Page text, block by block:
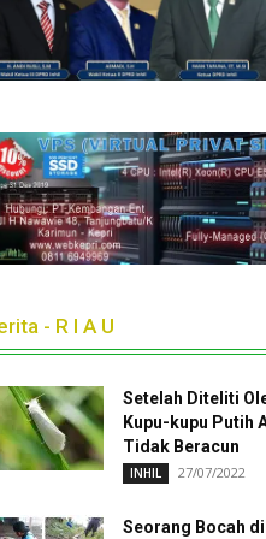
- R I A U
Setelah Diteliti
Kupu-kupu Putih
Tidak Beracun
INHIL 27/07/2022
Seorang Bocah